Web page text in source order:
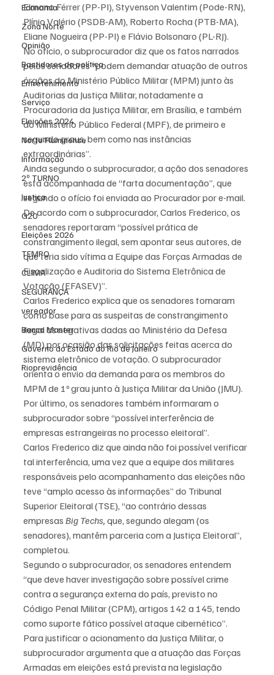
Economia
Zona Norte
Opinião
Bastidores da política
Entretenimento
Serviço
Eleições 2024
Norte Fluminense
Informação
2º TURNO
Justiça
G20
Eleições 2026
TEMPO
CLIMA
SEGURANÇA
vereador
Banco Master
Governo do Estado do Rio de Janeiro
Rioprevidência
Elmano Férrer (PP-PI), Styvenson Valentim (Pode-RN),
Plínio Valério (PSDB-AM), Roberto Rocha (PTB-MA),
Eliane Nogueira (PP-PI) e Flávio Bolsonaro (PL-RJ).
No ofício, o subprocurador diz que os fatos narrados
pelos senadores “podem demandar atuação de outros
órgãos do Ministério Público Militar (MPM) junto às
Auditorias da Justiça Militar, notadamente a
Procuradoria da Justiça Militar, em Brasília, e também
do Ministério Público Federal (MPF), de primeiro e
segundo graus, bem como nas instâncias
extraordinárias”.
Ainda segundo o subprocurador, a ação dos senadores
está acompanhada de “farta documentação”, que
segundo o ofício foi enviada ao Procurador por e-mail.
De acordo com o subprocurador, Carlos Frederico, os
senadores reportaram “possível prática de
constrangimento ilegal, sem apontar seus autores, de
que teria sido vítima a Equipe das Forças Armadas de
Fiscalização e Auditoria do Sistema Eletrônica de
Votação (EFASEV)”.
Carlos Frederico explica que os senadores tomaram
como base para as suspeitas de constrangimento
ilegal as negativas dadas ao Ministério da Defesa
(MD) por ocasião das solicitações feitas acerca do
sistema eletrônico de votação. O subprocurador
orienta o envio da demanda para os membros do
MPM de 1º grau junto à Justiça Militar da União (JMU).
Por último, os senadores também informaram o
subprocurador sobre “possível interferência de
empresas estrangeiras no processo eleitoral”.
Carlos Frederico diz que ainda não foi possível verificar
tal interferência, uma vez que a equipe dos militares
responsáveis pelo acompanhamento das eleições não
teve “amplo acesso às informações” do Tribunal
Superior Eleitoral (TSE), “ao contrário dessas
empresas Big Techs, que, segundo alegam (os
senadores), mantêm parceria com a Justiça Eleitoral”,
completou.
Segundo o subprocurador, os senadores entendem
“que deve haver investigação sobre possível crime
contra a segurança externa do país, previsto no
Código Penal Militar (CPM), artigos 142 a 145, tendo
como suporte fático possível ataque cibernético”.
Para justificar o acionamento da Justiça Militar, o
subprocurador argumenta que a atuação das Forças
Armadas em eleições está prevista na legislação